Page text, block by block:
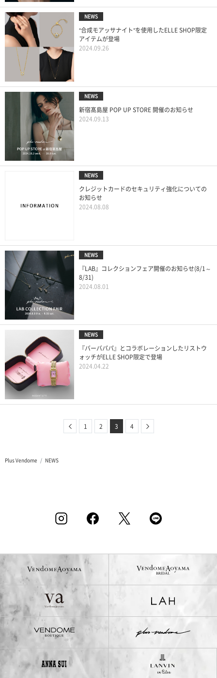
NEWS
“合成モアッサナイト”を使用したELLE SHOP限定
アイテムが登場
2024.09.26
NEWS
新宿髙島屋 POP UP STORE 開催のお知らせ
2024.09.13
NEWS
クレジットカードのセキュリティ強化についての
お知らせ
2024.08.08
NEWS
『LAB』コレクションフェア開催のお知らせ(8/1～
8/31)
2024.08.01
NEWS
『バーバパパ』とコラボレーションしたリストウ
ォッチがELLE SHOP限定で登場
2024.04.22
Previous
1 2 3 4 Next
Plus Vendome NEWS